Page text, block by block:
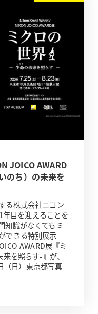
JOICO AWARD
のち）の未来を
る株式会社ニコン
目を迎えることを
知識がなくてもミ
できる特別展示
AWARD展『ミ
を照らす-』が、
（日）東京都写真